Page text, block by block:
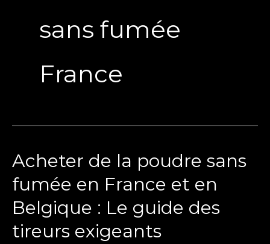
sans fumée
France
Acheter de la poudre sans
fumée en France et en
Belgique : Le guide des
tireurs exigeants
Acheter
la
poudre
fumée